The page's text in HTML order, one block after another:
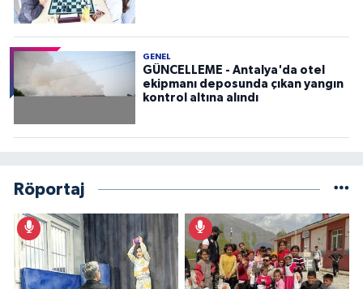
GENEL
GÜNCELLEME - Antalya'da otel
ekipmanı deposunda çıkan yangın
kontrol altına alındı
Röportaj